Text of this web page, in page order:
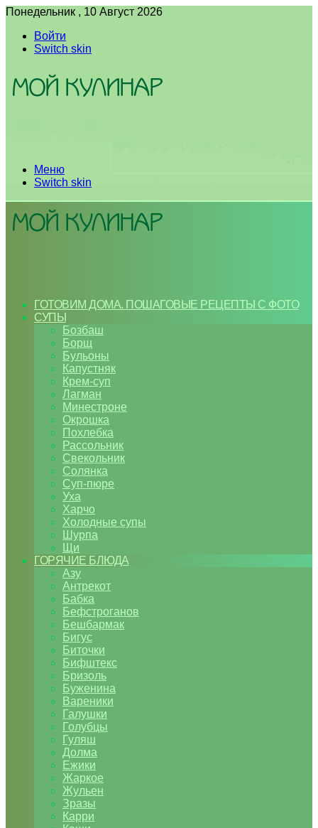
Понедельник , 10 Август 2026
Войти
Switch skin
Меню
Switch skin
ГОТОВИМ ДОМА. ПОШАГОВЫЕ РЕЦЕПТЫ С ФОТО
СУПЫ
Бозбаш
Борщ
Бульоны
Капустняк
Крем-суп
Лагман
Минестроне
Окрошка
Похлебка
Рассольник
Свекольник
Солянка
Суп-пюре
Уха
Харчо
Холодные супы
Шурпа
Щи
ГОРЯЧИЕ БЛЮДА
Азу
Антрекот
Бабка
Бефстроганов
Бешбармак
Бигус
Биточки
Бифштекс
Бризоль
Буженина
Вареники
Галушки
Голубцы
Гуляш
Долма
Ежики
Жаркое
Жульен
Зразы
Карри